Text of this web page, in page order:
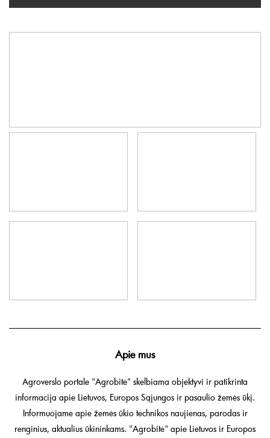
Apie mus
Agroverslo portale "Agrobitė" skelbiama objektyvi ir patikrinta
informacija apie Lietuvos, Europos Sąjungos ir pasaulio žemės ūkį.
Informuojame apie žemės ūkio technikos naujienas, parodas ir
renginius, aktualius ūkininkams. "Agrobitė" apie Lietuvos ir Europos